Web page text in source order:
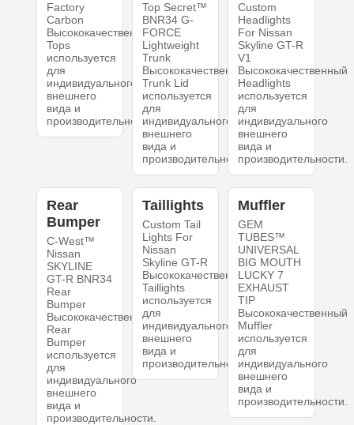
Factory
Carbon
Высококачественный
Tops
используется
для
индивидуального
внешнего
вида и
производительности.
Top Secret™
BNR34 G-
FORCE
Lightweight
Trunk
Высококачественный
Trunk Lid
используется
для
индивидуального
внешнего
вида и
производительности.
Custom
Headlights
For Nissan
Skyline GT-R
V1
Высококачественный
Headlights
используется
для
индивидуального
внешнего
вида и
производительности.
Rear
Bumper
C-West™
Nissan
SKYLINE
GT-R BNR34
Rear
Bumper
Высококачественный
Rear
Bumper
используется
для
индивидуального
внешнего
вида и
производительности.
Taillights
Custom Tail
Lights For
Nissan
Skyline GT-R
Высококачественный
Taillights
используется
для
индивидуального
внешнего
вида и
производительности.
Muffler
GEM
TUBES™
UNIVERSAL
BIG MOUTH
LUCKY 7
EXHAUST
TIP
Высококачественный
Muffler
используется
для
индивидуального
внешнего
вида и
производительности.